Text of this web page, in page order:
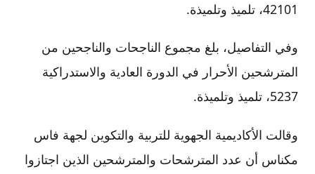
42101، تلميذ وتلميذة.
وفي التفاصيل، بلغ مجموع الناجحات والناجحين من
المترشحين الأحرار في الدورة العادية والاستدراكية
5237، تلميذ وتلميذة.
وقالت الأكاديمية الجهوية للتربية والتكوين لجهة فاس
مكناس أن عدد المترشحات والمترشحين الذين اجتازوا